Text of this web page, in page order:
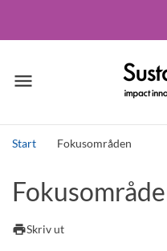
menu
Meny
Start Fokusområden
printSkriv ut